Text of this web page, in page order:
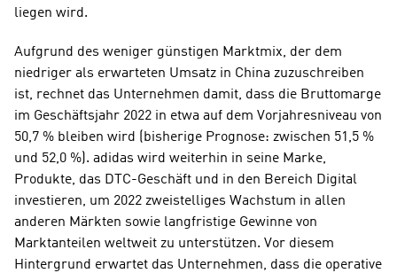
liegen wird.
Aufgrund des weniger günstigen Marktmix, der dem
niedriger als erwarteten Umsatz in China zuzuschreiben
ist, rechnet das Unternehmen damit, dass die Bruttomarge
im Geschäftsjahr 2022 in etwa auf dem Vorjahresniveau von
50,7 % bleiben wird (bisherige Prognose: zwischen 51,5 %
und 52,0 %). adidas wird weiterhin in seine Marke,
Produkte, das DTC-Geschäft und in den Bereich Digital
investieren, um 2022 zweistelliges Wachstum in allen
anderen Märkten sowie langfristige Gewinne von
Marktanteilen weltweit zu unterstützen. Vor diesem
Hintergrund erwartet das Unternehmen, dass die operative